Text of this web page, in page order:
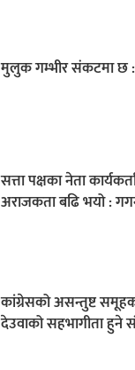
मुलुक गम्भीर संकटमा छ
सत्ता पक्षका नेता
अराजकता बढि भयो :
कांग्रेसको असन्तुष्ट समूहको
देउवाको सहभागीता हुने